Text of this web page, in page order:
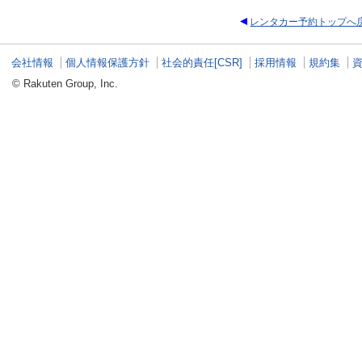
レンタカー予約トップへ
会社情報 個人情報保護方針 社会的責任[CSR] 採用情報 規約集
© Rakuten Group, Inc.